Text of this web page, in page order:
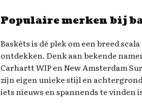
Populaire merken bij
Baskèts is dé plek om een breed
ontdekken. Denk aan bekende
Carhartt WIP en New Amsterdam
zijn eigen unieke stijl en
iets nieuws en spannends te vinden